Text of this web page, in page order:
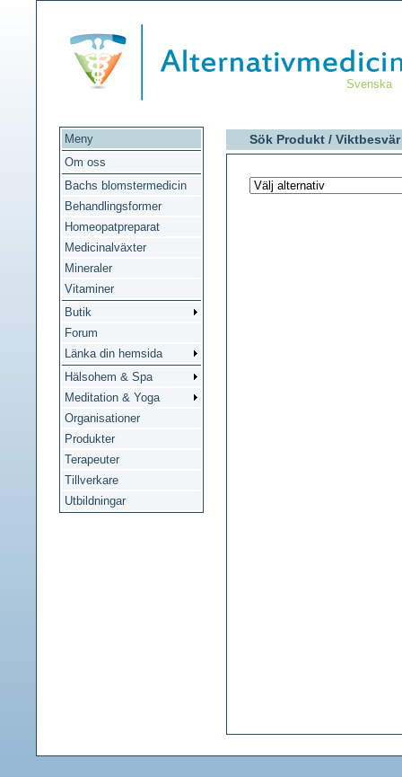
Svenska
Meny
Om oss
Bachs blomstermedicin
Behandlingsformer
Homeopatpreparat
Medicinalväxter
Mineraler
Vitaminer
Butik
Forum
Länka din hemsida
Hälsohem & Spa
Meditation & Yoga
Organisationer
Produkter
Terapeuter
Tillverkare
Utbildningar
Sök Produkt / Viktbesvär